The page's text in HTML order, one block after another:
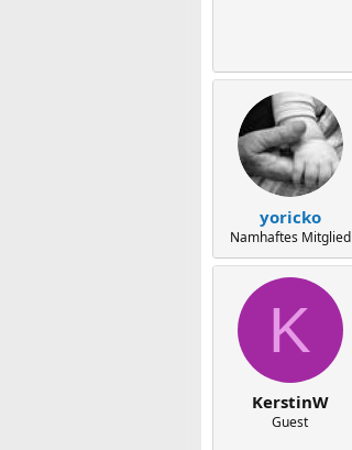
yoricko
Namhaftes Mitglied
K
KerstinW
Guest